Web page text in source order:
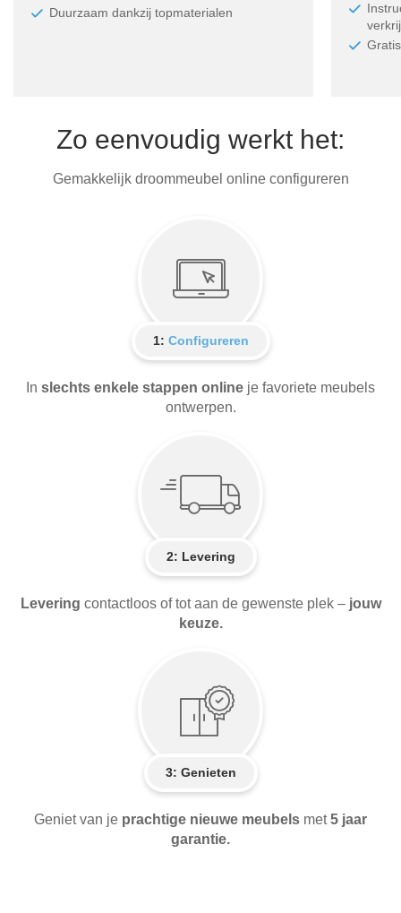
Duurzaam dankzij topmaterialen
Zo eenvoudig werkt het:
Gemakkelijk droommeubel online configureren
1: Configureren
In slechts enkele stappen online je favoriete meubels
ontwerpen.
2: Levering
Levering contactloos of tot aan de gewenste plek – jouw
keuze.
3: Genieten
Geniet van je prachtige nieuwe meubels met5 jaar
garantie.